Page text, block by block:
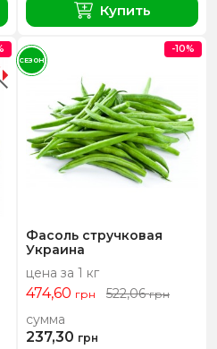
Купить
Фасоль стручковая
Украина
цена за 1 кг
474,60 грн 522,06грн
сумма
237,30 грн
-10%
СЕЗОН